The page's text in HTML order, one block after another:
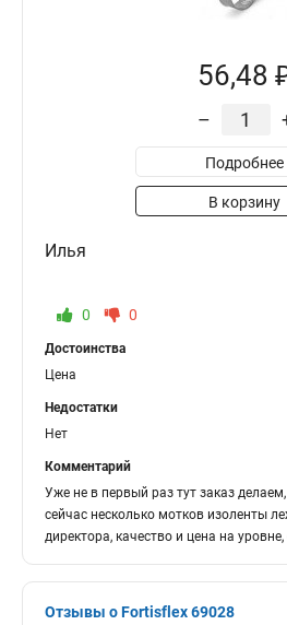
56,48
–
Подробнее
В корзину
Илья
0 0
Достоинства
Цена
Недостатки
Нет
Комментарий
Уже не в первый раз тут заказ
сейчас несколько мотков изоленты
директора, качество и цена на
Отзывы о Fortisflex 69028